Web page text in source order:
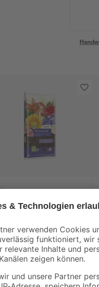
toom
Blumenerde torffrei
7,49€
0,37 € / Liter